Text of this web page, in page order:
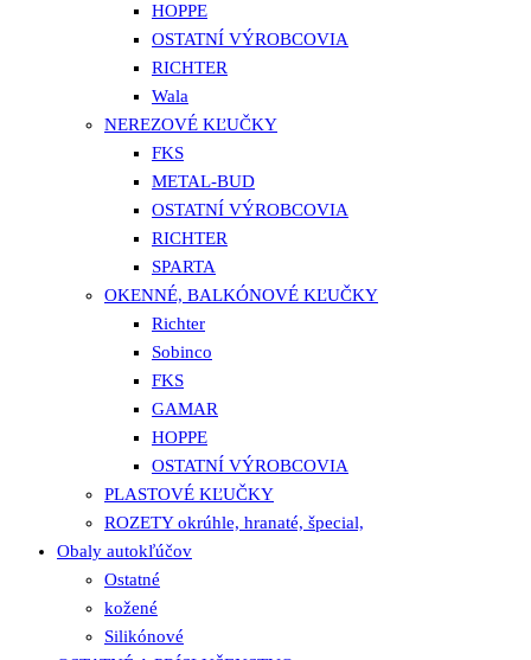
HOPPE
OSTATNÍ VÝROBCOVIA
RICHTER
Wala
NEREZOVÉ KĽUČKY
FKS
METAL-BUD
OSTATNÍ VÝROBCOVIA
RICHTER
SPARTA
OKENNÉ, BALKÓNOVÉ KĽUČKY
Richter
Sobinco
FKS
GAMAR
HOPPE
OSTATNÍ VÝROBCOVIA
PLASTOVÉ KĽUČKY
ROZETY okrúhle, hranaté, špecial,
Obaly autokľúčov
Ostatné
kožené
Silikónové